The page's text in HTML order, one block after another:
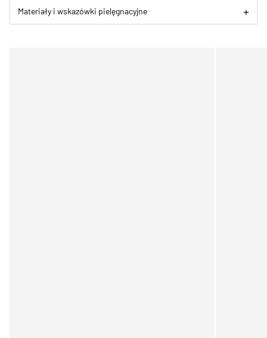
Materiały i wskazówki pielęgnacyjne